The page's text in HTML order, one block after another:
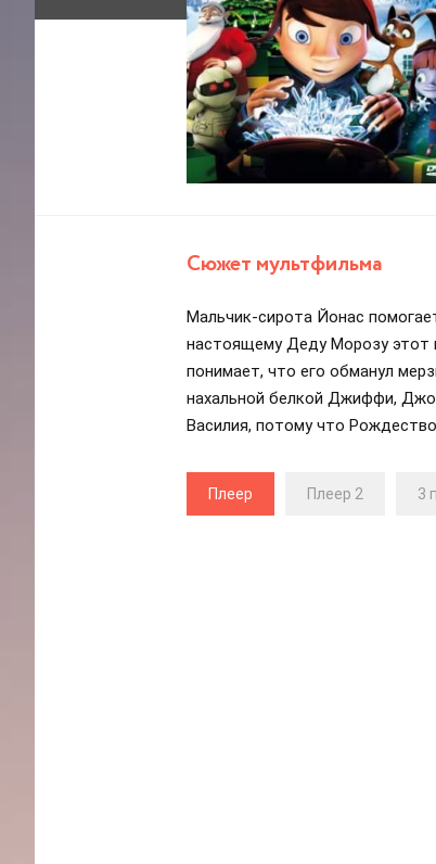
Сюжет мультфильма
Мальчик-сирота Йонас
настоящему Деду Морозу этот
понимает, что его обманул
нахальной белкой Джиффи,
Василия, потому что
Плеер Плеер 2 3